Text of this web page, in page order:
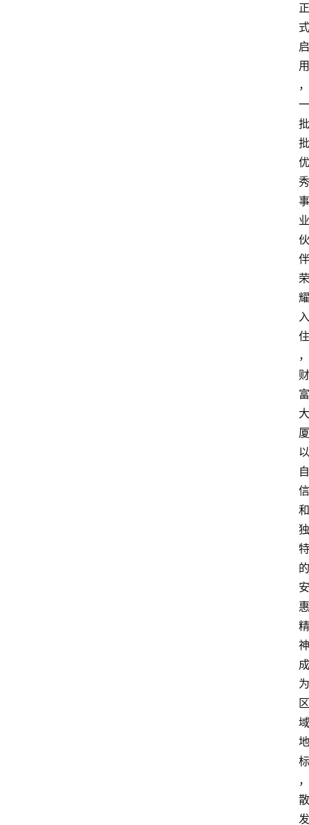
正
式
启
用
，
一
批
批
优
秀
事
业
伙
伴
荣
耀
入
住
，
财
富
大
厦
以
自
信
和
独
特
的
安
惠
精
神
成
为
区
域
地
标
，
散
发